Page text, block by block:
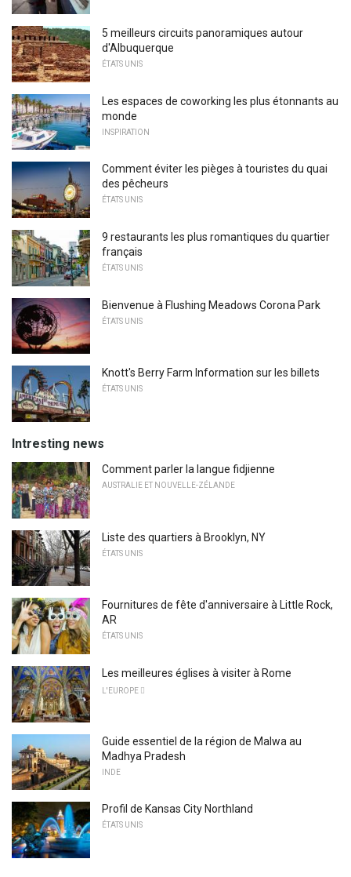
5 meilleurs circuits panoramiques autour
d'Albuquerque
ÉTATS UNIS
Les espaces de coworking les plus étonnants au
monde
INSPIRATION
Comment éviter les pièges à touristes du quai
des pêcheurs
ÉTATS UNIS
9 restaurants les plus romantiques du quartier
français
ÉTATS UNIS
Bienvenue à Flushing Meadows Corona Park
ÉTATS UNIS
Knott's Berry Farm Information sur les billets
ÉTATS UNIS
Intresting news
Comment parler la langue fidjienne
AUSTRALIE ET NOUVELLE-ZÉLANDE
Liste des quartiers à Brooklyn, NY
ÉTATS UNIS
Fournitures de fête d'anniversaire à Little Rock,
AR
ÉTATS UNIS
Les meilleures églises à visiter à Rome
L'EUROPE 
Guide essentiel de la région de Malwa au
Madhya Pradesh
INDE
Profil de Kansas City Northland
ÉTATS UNIS